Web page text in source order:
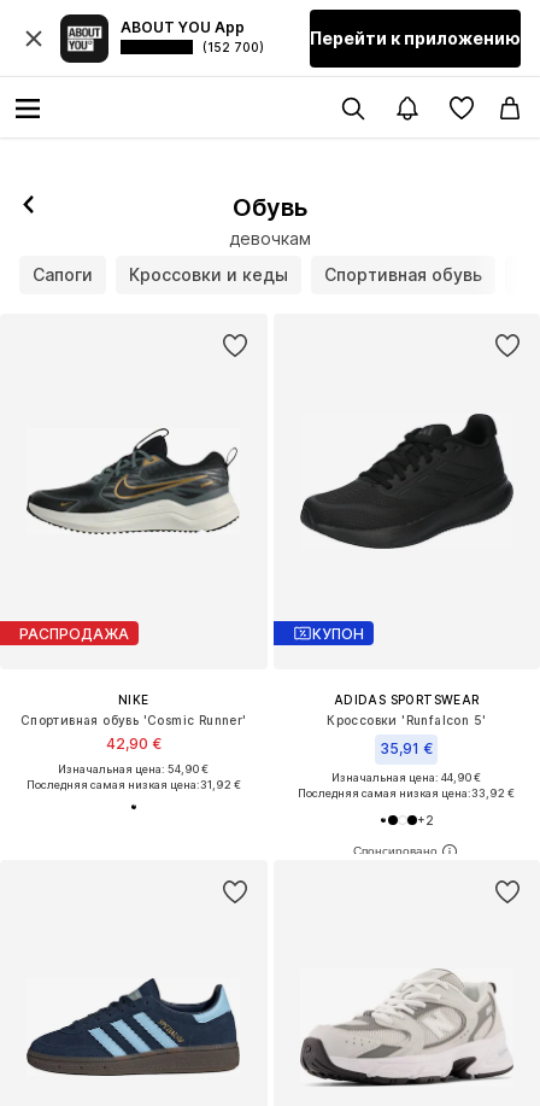
ABOUT YOU App
(152 700) Перейти к приложению
Обувь
девочкам
Сапоги
Кроссовки и кеды Спортивная обувь
РАСПРОДАЖА
NIKE
Спортивная обувь 'Cosmic Runner'
42,90 €
Изначальная цена: 54,90 €
Последняя самая низкая цена:31,92 €
КУПОН
ADIDAS SPORTSWEAR
Кроссовки 'Runfalcon 5'
35,91 €
Изначальная цена: 44,90 €
Последняя самая низкая цена:33,92 €
+2